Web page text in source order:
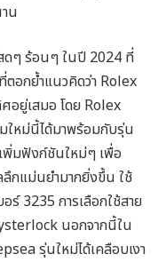
น
ดๆ ร้อนๆ ในปี 2024 ที่
อกย้ำแนวคิดว่า Rolex
อยู่เสมอ โดย Rolex
หม่นี้ได้มาพร้อมกับรุ่น
พิ่มฟังก์ชันใหม่ๆ เพื่อ
ลลึกแม่นยำมากยิ่งขึ้น ใช้
ร์ 3235 การเลือกใช้สาย
นอกจากนี้ใน
รุ่นใหม่ได้เคลือบเงา